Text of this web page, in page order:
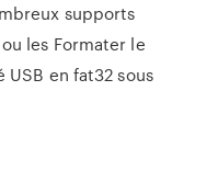
supports
les Formater le
en fat32 sous